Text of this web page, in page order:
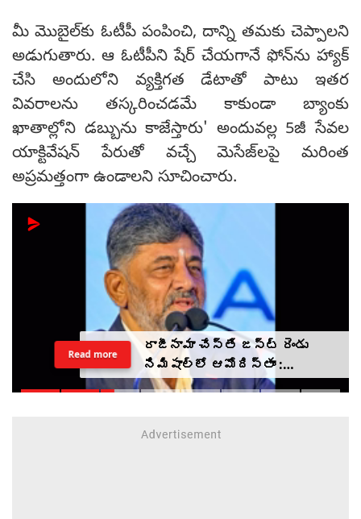
మీ మొబైల్‌కు ఓటీపీ పంపించి, దాన్ని తమకు చెప్పాలని
అడుగుతారు. ఆ ఓటీపీని షేర్ చేయగానే ఫోన్‌ను హ్యాక్
చేసి అందులోని వ్యక్తిగత డేటాతో పాటు ఇతర
వివరాలను తస్కరించడమే కాకుండా బ్యాంకు
ఖాతాల్లోని డబ్బును కాజేస్తారు' అందువల్ల 5జీ సేవల
యాక్టివేషన్ పేరుతో వచ్చే మెసేజ్‌లపై మరింత
అప్రమత్తంగా ఉండాలని సూచించారు.
రాజీనామా చేస్తే జస్ట్ రెండు
నిమిషాల్లో ఆమోదిస్తాం :
ఎమ్మెల్యేలకు సీఎం డీకే
Read more